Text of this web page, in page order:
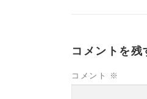
コメントを残
コメント ※